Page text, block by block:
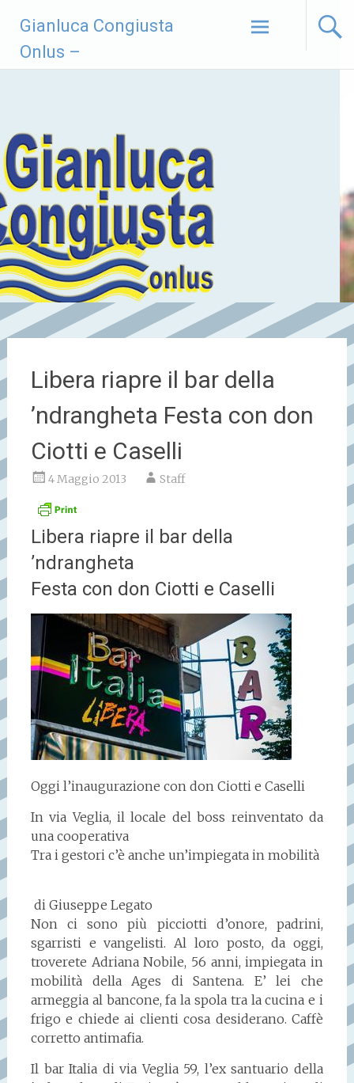
contenuto
Gianluca Congiusta
Onlus –
Libera riapre il bar della
’ndrangheta Festa con don
Ciotti e Caselli
4 Maggio 2013 Staff
Libera riapre il bar della
’ndrangheta
Festa con don Ciotti e Caselli
Oggi l’inaugurazione con don Ciotti e Caselli
In via Veglia, il locale del boss reinventato da
una cooperativa
Tra i gestori c’è anche un’impiegata in mobilità
di Giuseppe Legato
Non ci sono più picciotti d’onore, padrini,
sgarristi e vangelisti. Al loro posto, da oggi,
troverete Adriana Nobile, 56 anni, impiegata in
mobilità della Ages di Santena. E’ lei che
armeggia al bancone, fa la spola tra la cucina e i
frigo e chiede ai clienti cosa desiderano. Caffè
corretto antimafia.
Il bar Italia di via Veglia 59, l’ex santuario della